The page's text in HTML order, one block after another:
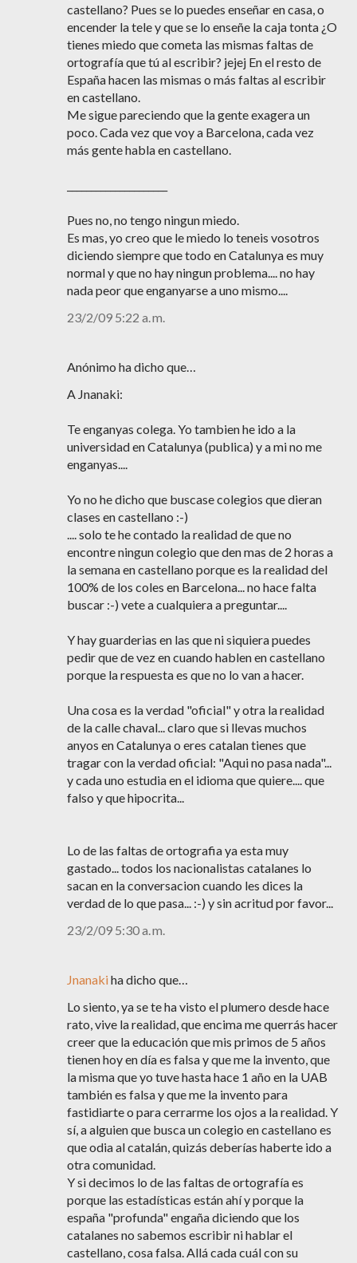
castellano? Pues se lo puedes enseñar en casa, o
encender la tele y que se lo enseñe la caja tonta ¿O
tienes miedo que cometa las mismas faltas de
ortografía que tú al escribir? jejej En el resto de
España hacen las mismas o más faltas al escribir
en castellano.
Me sigue pareciendo que la gente exagera un
poco. Cada vez que voy a Barcelona, cada vez
más gente habla en castellano.
Pues no, no tengo ningun miedo.
Es mas, yo creo que le miedo lo teneis vosotros
diciendo siempre que todo en Catalunya es muy
normal y que no hay ningun problema.... no hay
nada peor que enganyarse a uno mismo....
23/2/09 5:22 a. m.
Anónimo ha dicho que…
A Jnanaki:
Te enganyas colega. Yo tambien he ido a la
universidad en Catalunya (publica) y a mi no me
enganyas....
Yo no he dicho que buscase colegios que dieran
clases en castellano :-)
.... solo te he contado la realidad de que no
encontre ningun colegio que den mas de 2 horas a
la semana en castellano porque es la realidad del
100% de los coles en Barcelona... no hace falta
buscar :-) vete a cualquiera a preguntar....
Y hay guarderias en las que ni siquiera puedes
pedir que de vez en cuando hablen en castellano
porque la respuesta es que no lo van a hacer.
Una cosa es la verdad "oficial" y otra la realidad
de la calle chaval... claro que si llevas muchos
anyos en Catalunya o eres catalan tienes que
tragar con la verdad oficial: "Aqui no pasa nada"...
y cada uno estudia en el idioma que quiere.... que
falso y que hipocrita...
Lo de las faltas de ortografia ya esta muy
gastado... todos los nacionalistas catalanes lo
sacan en la conversacion cuando les dices la
verdad de lo que pasa... :-) y sin acritud por favor...
23/2/09 5:30 a. m.
Jnanakiha dicho que…
Lo siento, ya se te ha visto el plumero desde hace
rato, vive la realidad, que encima me querrás hacer
creer que la educación que mis primos de 5 años
tienen hoy en día es falsa y que me la invento, que
la misma que yo tuve hasta hace 1 año en la UAB
también es falsa y que me la invento para
fastidiarte o para cerrarme los ojos a la realidad. Y
sí, a alguien que busca un colegio en castellano es
que odia al catalán, quizás deberías haberte ido a
otra comunidad.
Y si decimos lo de las faltas de ortografía es
porque las estadísticas están ahí y porque la
españa "profunda" engaña diciendo que los
catalanes no sabemos escribir ni hablar el
castellano, cosa falsa. Allá cada cuál con su